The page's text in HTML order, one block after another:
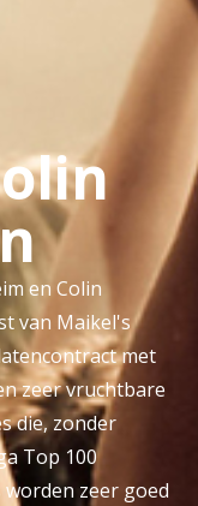
en Colin
van Maikel's
met
zeer vruchtbare
die, zonder
Top 100
zeer goed